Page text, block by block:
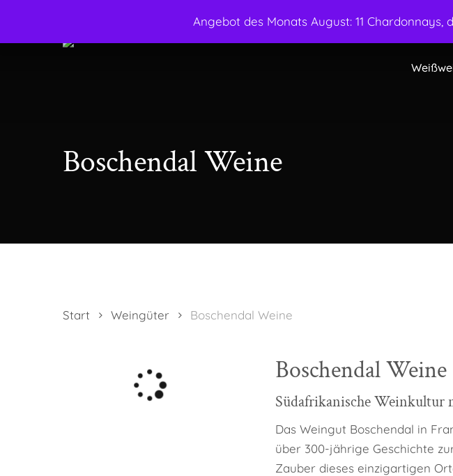
Angebot des Monats August: 11 Chardonnays,
main
Boschendal Weine
Start Weingüter Boschendal Weine
Boschendal Weine
Südafrikanische
Das Weingut Boschendal in
über 300-jährige Geschichte
Zauber dieses einzigartigen